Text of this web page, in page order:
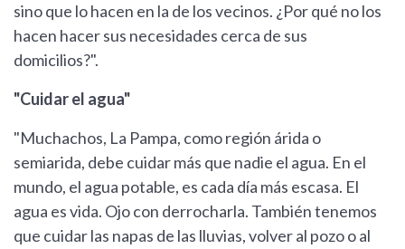
sino que lo hacen en la de los vecinos. ¿Por qué no los
hacen hacer sus necesidades cerca de sus
domicilios?".
"Cuidar el agua"
"Muchachos, La Pampa, como región árida o
semiarida, debe cuidar más que nadie el agua. En el
mundo, el agua potable, es cada día más escasa. El
agua es vida. Ojo con derrocharla. También tenemos
que cuidar las napas de las lluvias, volver al pozo o al